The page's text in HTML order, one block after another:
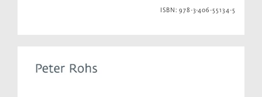
ISBN: 978-3-406-55134-5